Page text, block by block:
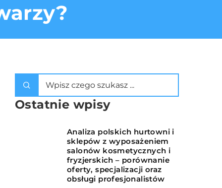
Ostatnie wpisy
Analiza polskich hurtowni i
sklepów z wyposażeniem
salonów kosmetycznych i
fryzjerskich – porównanie
oferty, specjalizacji oraz
obsługi profesjonalistów